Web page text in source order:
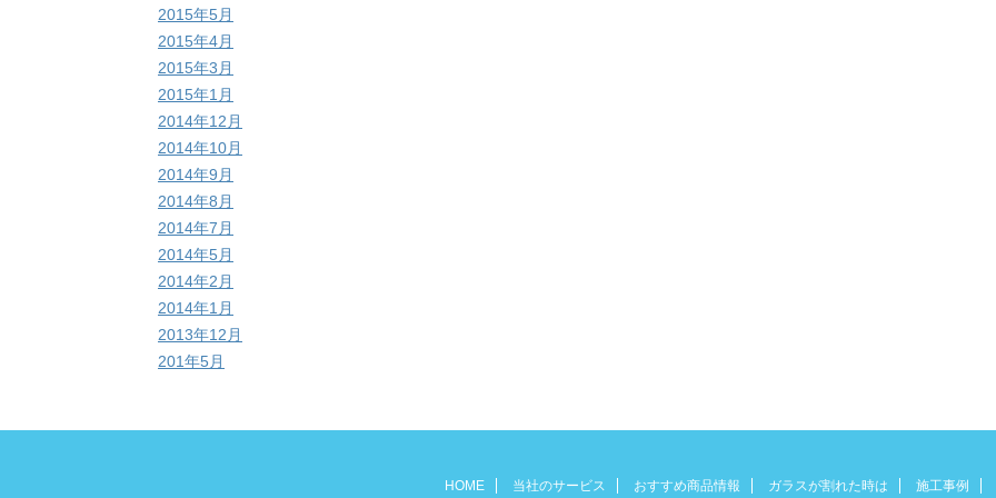
2015年5月
2015年4月
2015年3月
2015年1月
2014年12月
2014年10月
2014年9月
2014年8月
2014年7月
2014年5月
2014年2月
2014年1月
2013年12月
201年5月
HOME 当社のサービス おすすめ商品情報 ガラスが割れた時は 施工事例